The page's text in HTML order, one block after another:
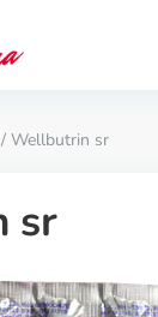
/ Wellbutrin sr
sr